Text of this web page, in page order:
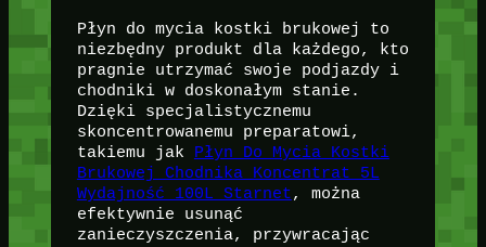
Płyn do mycia kostki brukowej to
niezbędny produkt dla każdego, kto
pragnie utrzymać swoje podjazdy i
chodniki w doskonałym stanie.
Dzięki specjalistycznemu
skoncentrowanemu preparatowi,
takiemu jak
Płyn Do Mycia Kostki
Brukowej Chodnika Koncentrat 5L
Wydajność 100L Starnet, można
efektywnie usunąć
zanieczyszczenia, przywracając